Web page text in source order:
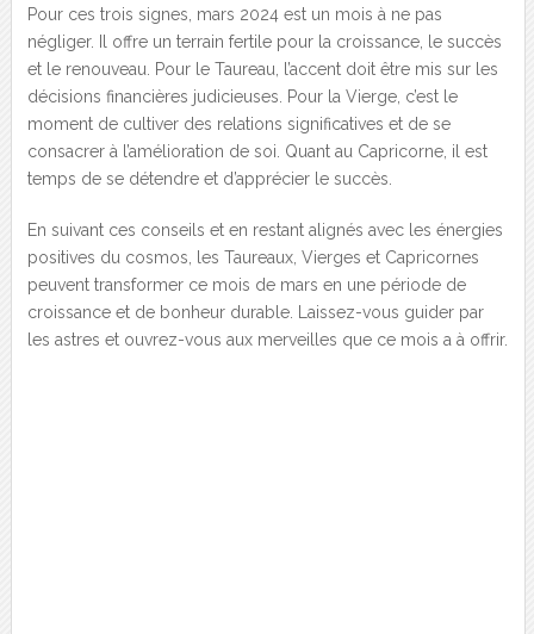
Pour ces trois signes, mars 2024 est un mois à ne pas
négliger. Il offre un terrain fertile pour la croissance, le succès
et le renouveau. Pour le Taureau, l’accent doit être mis sur les
décisions financières judicieuses. Pour la Vierge, c’est le
moment de cultiver des relations significatives et de se
consacrer à l’amélioration de soi. Quant au Capricorne, il est
temps de se détendre et d’apprécier le succès.
En suivant ces conseils et en restant alignés avec les énergies
positives du cosmos, les Taureaux, Vierges et Capricornes
peuvent transformer ce mois de mars en une période de
croissance et de bonheur durable. Laissez-vous guider par
les astres et ouvrez-vous aux merveilles que ce mois a à offrir.